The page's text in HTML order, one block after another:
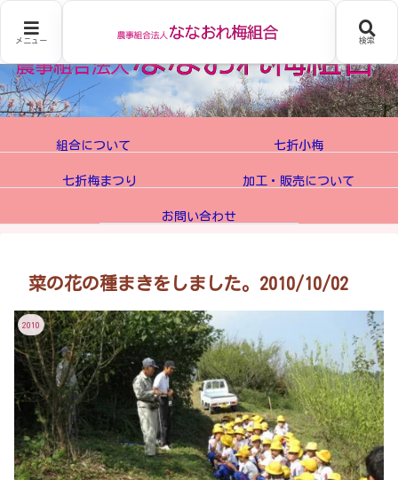
組合について 七折小梅
七折梅まつり 加工・販売について
お問い合わせ
菜の花の種まきをしました。2010/10/02
2010
メニュー 検索